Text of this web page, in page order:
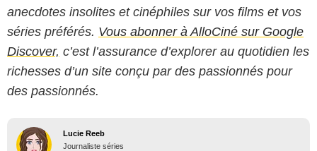
anecdotes insolites et cinéphiles sur vos films et vos
séries préférés. Vous abonner à AlloCiné sur Google
Discover, c’est l’assurance d’explorer au quotidien les
richesses d’un site conçu par des passionnés pour
des passionnés.
Lucie Reeb
Journaliste séries